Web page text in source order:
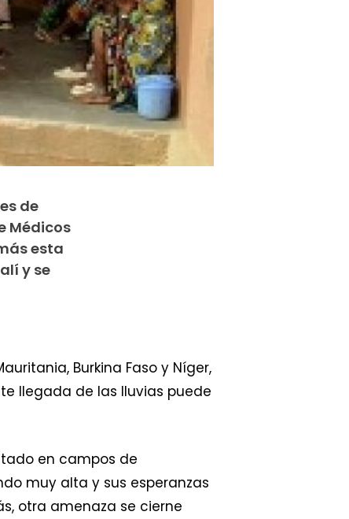
de
Médicos
esta
y se
Burkina Faso y Níger,
llegada de las lluvias puede
en campos de
muy alta y sus esperanzas
otra amenaza se cierne